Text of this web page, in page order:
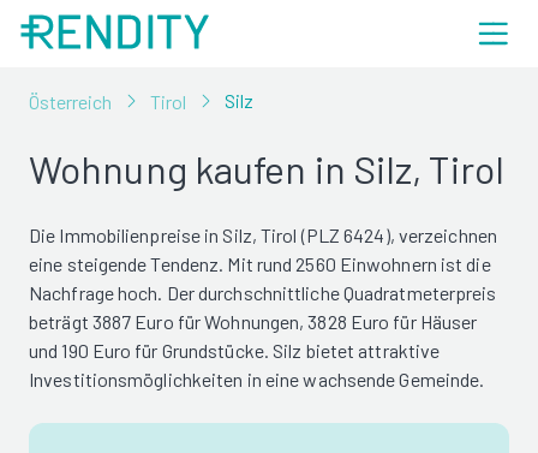
Österreich Tirol Silz
Wohnung kaufen in Silz, Tirol
Die Immobilienpreise in Silz, Tirol (PLZ 6424), verzeichnen
eine steigende Tendenz. Mit rund 2560 Einwohnern ist die
Nachfrage hoch. Der durchschnittliche Quadratmeterpreis
beträgt 3887 Euro für Wohnungen, 3828 Euro für Häuser
und 190 Euro für Grundstücke. Silz bietet attraktive
Investitionsmöglichkeiten in eine wachsende Gemeinde.